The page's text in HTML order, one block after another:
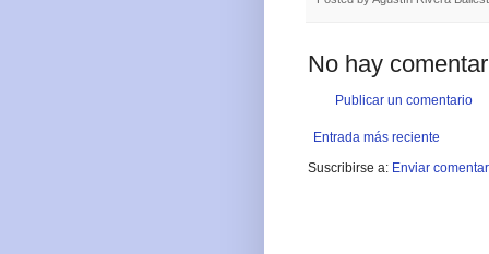
No hay
Publicar un comentario
Entrada más reciente
Suscribirse a: Enviar